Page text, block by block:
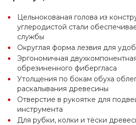
Цельнокованая голова из
углеродистой стали
службы
Округлая форма лезвия для
Эргономичная
обрезиненного фибергласа
Утолщения по бокам обуха
раскалывания древесины
Отверстие в рукоятке для
инструмента
Для рубки, колки и тёски